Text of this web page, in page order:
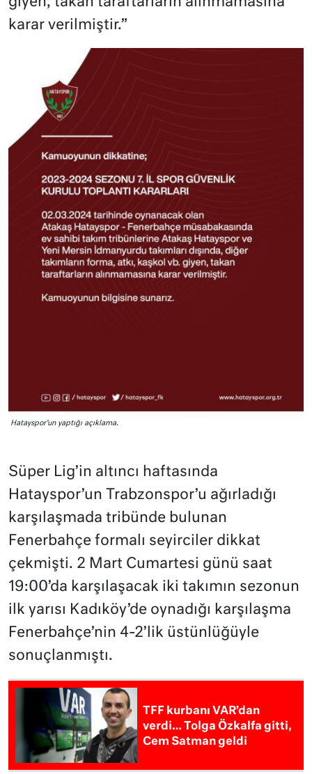
karar verilmiştir.”
Hatayspor’un yaptığı açıklama.
Süper Lig’in altıncı haftasında
Hatayspor’un Trabzonspor’u ağırladığı
karşılaşmada tribünde bulunan
Fenerbahçe formalı seyirciler dikkat
çekmişti. 2 Mart Cumartesi günü saat
19:00’da karşılaşacak iki takımın sezonun
ilk yarısı Kadıköy’de oynadığı karşılaşma
Fenerbahçe’nin 4-2’lik üstünlüğüyle
sonuçlanmıştı.
TFF kurbanı VAR’dan
verdi… Tolga Özkalfa gitti,
Cem Satman geldi